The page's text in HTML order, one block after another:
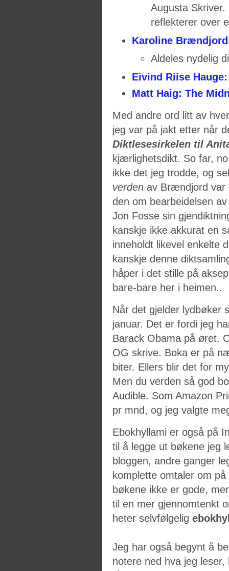
Augusta
reflekterer over
Karoline
Aldeles nydelig
Eivind Riise
Matt Haig: The
Med andre ord litt av
jeg var på jakt etter når
Diktlesesirkelen til
kjærlighetsdikt. So far,
ikke det jeg trodde, og
verden av Brændjord var
den om bearbeidelsen
Jon Fosse sin
kanskje ikke akkurat en
inneholdt likevel enkelte
kanskje denne
håper i det stille på
bare-bare her i heimen..
Når det gjelder lydbøker
januar. Det er fordi jeg
Barack Obama på øret.
OG skrive. Boka er på
biter. Ellers blir det for
Men du verden så god
Audible. Som Amazon
pr mnd, og jeg valgte
Ebokhyllami er også på
til å legge ut bøkene jeg
bloggen, andre ganger
komplette omtaler om
bøkene ikke er gode,
til en mer gjennomtenkt
heter selvfølgelig
Jeg har også begynt å
notere ned hva jeg